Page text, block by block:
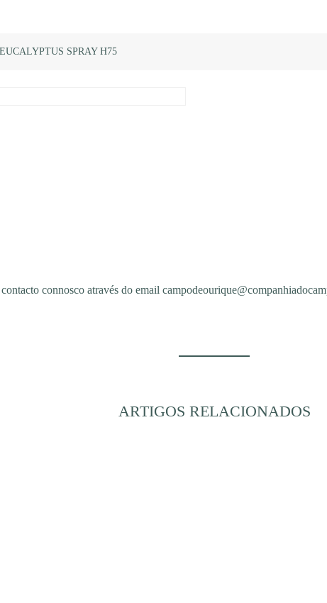
SPRAY H75
connosco através do email
ARTIGOS RELACIONADOS